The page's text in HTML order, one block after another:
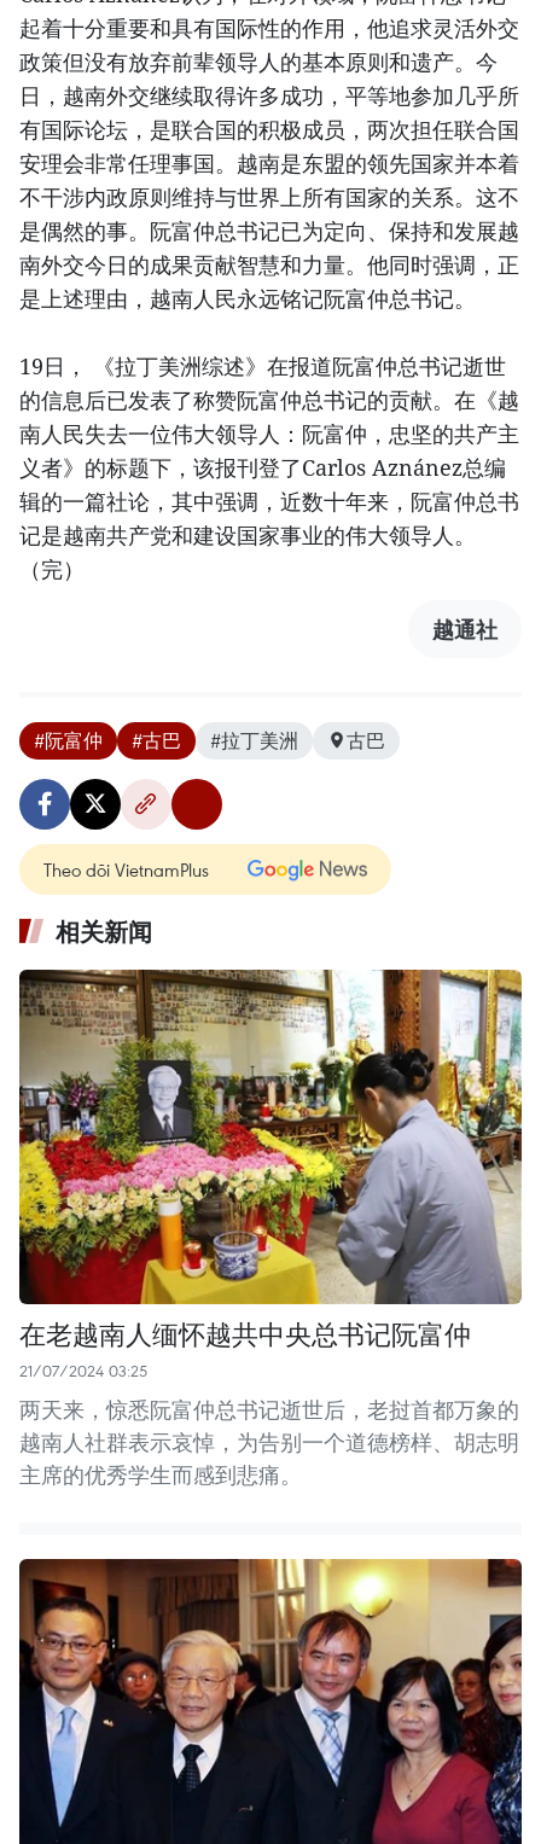
起着十分重要和具有国际性的作用，他追求灵活外交
政策但没有放弃前辈领导人的基本原则和遗产。今
日，越南外交继续取得许多成功，平等地参加几乎所
有国际论坛，是联合国的积极成员，两次担任联合国
安理会非常任理事国。越南是东盟的领先国家并本着
不干涉内政原则维持与世界上所有国家的关系。这不
是偶然的事。阮富仲总书记已为定向、保持和发展越
南外交今日的成果贡献智慧和力量。他同时强调，正
是上述理由，越南人民永远铭记阮富仲总书记。
19日， 《拉丁美洲综述》在报道阮富仲总书记逝世
的信息后已发表了称赞阮富仲总书记的贡献。在《越
南人民失去一位伟大领导人：阮富仲，忠坚的共产主
义者》的标题下，该报刊登了Carlos Aznánez总编
辑的一篇社论，其中强调，近数十年来，阮富仲总书
记是越南共产党和建设国家事业的伟大领导人。
（完）
越通社
#阮富仲 #古巴 #拉丁美洲 古巴
Theo dõi VietnamPlus
相关新闻
在老越南人缅怀越共中央总书记阮富仲
21/07/2024 03:25
两天来，惊悉阮富仲总书记逝世后，老挝首都万象的
越南人社群表示哀悼，为告别一个道德榜样、胡志明
主席的优秀学生而感到悲痛。